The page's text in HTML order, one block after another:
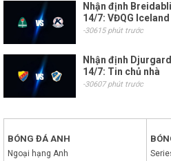
Nhận định
14/7: VĐQG Iceland
-30615 phút trước
Nhận định
14/7: Tin chủ nhà
-30607 phút trước
BÓNG ĐÁ ANH
Ngoại hạng Anh